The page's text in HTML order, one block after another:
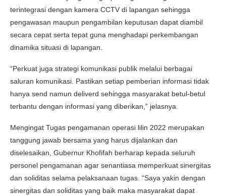
terintegrasi dengan kamera CCTV di lapangan sehingga
pengawasan maupun pengambilan keputusan dapat diambil
secara cepat serta tepat guna menghadapi perkembangan
dinamika situasi di lapangan.
“Perkuat juga strategi komunikasi publik melalui berbagai
saluran komunikasi. Pastikan setiap pemberian informasi tidak
hanya send namun deliverd sehingga masyarakat betul-betul
terbantu dengan informasi yang diberikan,” jelasnya.
Mengingat Tugas pengamanan operasi lilin 2022 merupakan
tanggung jawab bersama yang harus dijalankan dan
diselesaikan, Gubernur Khofifah berharap kepada seluruh
personel pengamanan agar senantiasa memperkuat sinergitas
dan soliditas selama pelaksanaan tugas. “Saya yakin dengan
sinergitas dan soliditas yang baik maka masyarakat dapat